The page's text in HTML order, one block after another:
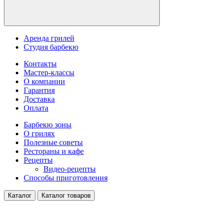
Аренда грилей
Студия барбекю
Контакты
Мастер-классы
О компании
Гарантия
Доставка
Оплата
Барбекю зоны
О грилях
Полезные советы
Рестораны и кафе
Рецепты
Видео-рецепты
Способы приготовления
Каталог Каталог товаров